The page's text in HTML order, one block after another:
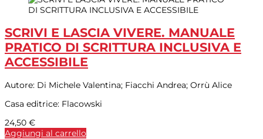
SCRIVI E LASCIA VIVERE. MANUALE
PRATICO DI SCRITTURA INCLUSIVA E
ACCESSIBILE
Autore: Di Michele Valentina; Fiacchi Andrea; Orrù Alice
Casa editrice: Flacowski
24,50 €
Aggiungi al carrello